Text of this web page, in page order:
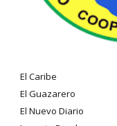
El Caribe
El Guazarero
El Nuevo Diario